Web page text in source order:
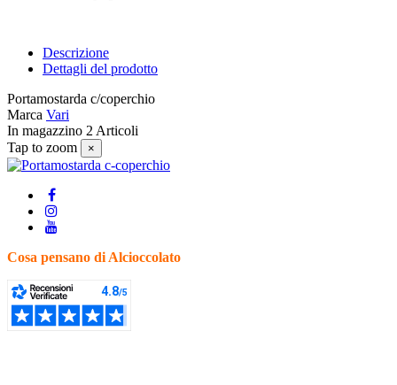
Descrizione
Dettagli del prodotto
Portamostarda c/coperchio
Marca Vari
In magazzino 2 Articoli
Tap to zoom
×
Cosa pensano di Alcioccolato